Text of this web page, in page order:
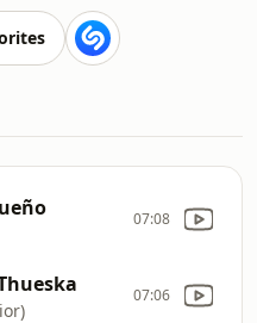
07:08
07:06